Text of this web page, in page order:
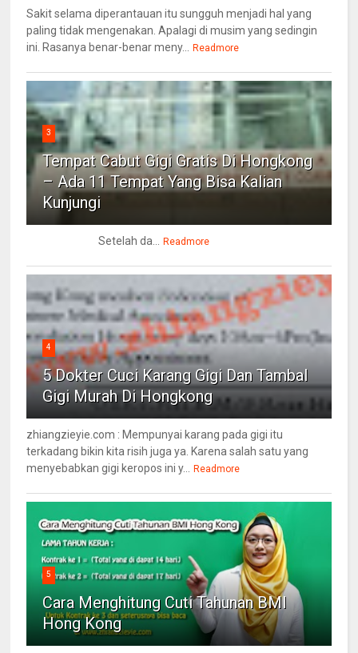
Sakit selama diperantauan itu sungguh menjadi hal yang
paling tidak mengenakan. Apalagi di musim yang sedingin
ini. Rasanya benar-benar meny... Readmore
3
Tempat Cabut Gigi Gratis Di Hongkong
– Ada 11 Tempat Yang Bisa Kalian
Kunjungi
Setelah da... Readmore
4
5 Dokter Cuci Karang Gigi Dan Tambal
Gigi Murah Di Hongkong
zhiangzieyie.com : Mempunyai karang pada gigi itu
terkadang bikin kita risih juga ya. Karena salah satu yang
menyebabkan gigi keropos ini y... Readmore
5
Cara Menghitung Cuti Tahunan BMI
Hong Kong